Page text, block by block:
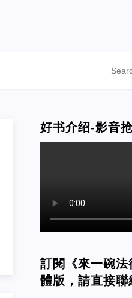
for:
好书介绍-影音
訂閱《來一碗
體版，請直接聯